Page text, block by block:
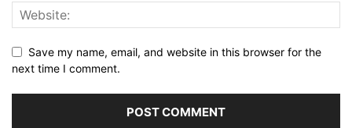
Save my name, email, and website in this browser for the
next time I comment.